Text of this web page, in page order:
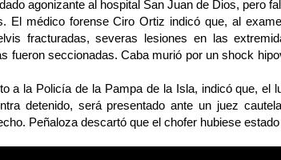
agonizante al hospital San Juan de Dios, pero
El médico forense Ciro Ortiz indicó que, al
fracturadas, severas lesiones en las
fueron seccionadas. Caba murió por un shock
a la Policía de la Pampa de la Isla, indicó que, el
detenido, será presentado ante un juez
Peñaloza descartó que el chofer hubiese